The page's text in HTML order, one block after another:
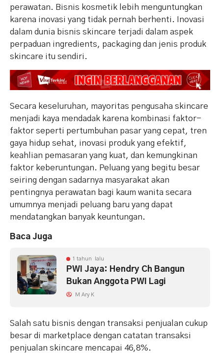
perawatan. Bisnis kosmetik lebih menguntungkan
karena inovasi yang tidak pernah berhenti. Inovasi
dalam dunia bisnis skincare terjadi dalam aspek
perpaduan ingredients, packaging dan jenis produk
skincare itu sendiri.
Secara keseluruhan, mayoritas pengusaha skincare
menjadi kaya mendadak karena kombinasi faktor-
faktor seperti pertumbuhan pasar yang cepat, tren
gaya hidup sehat, inovasi produk yang efektif,
keahlian pemasaran yang kuat, dan kemungkinan
faktor keberuntungan. Peluang yang begitu besar
seiring dengan sadarnya masyarakat akan
pentingnya perawatan bagi kaum wanita secara
umumnya menjadi peluang baru yang dapat
mendatangkan banyak keuntungan.
Baca Juga
1 tahun lalu
PWI Jaya: Hendry Ch Bangun
Bukan Anggota PWI Lagi
M Ary K
Salah satu bisnis dengan transaksi penjualan cukup
besar di marketplace dengan catatan transaksi
penjualan skincare mencapai 46,8%.